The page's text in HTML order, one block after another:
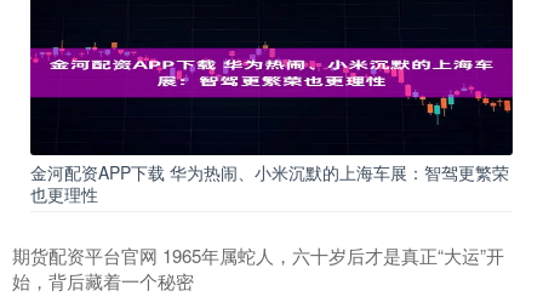
金河配资APP下载 华为热闹、小米沉默的上海车展：智驾更繁荣
也更理性
期货配资平台官网 1965年属蛇人，六十岁后才是真正“大运”开
始，背后藏着一个秘密